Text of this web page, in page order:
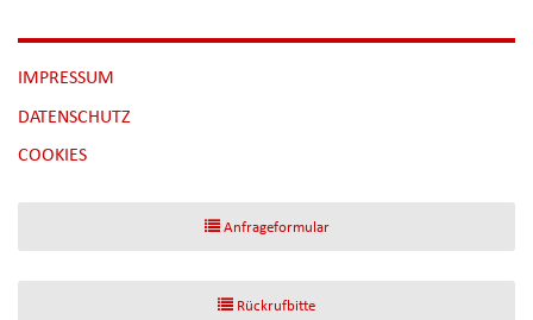
NAVIGATION
ÜBERSPRINGEN
IMPRESSUM
DATENSCHUTZ
[NBSP]
COOKIES
Anfrageformular
Rückrufbitte